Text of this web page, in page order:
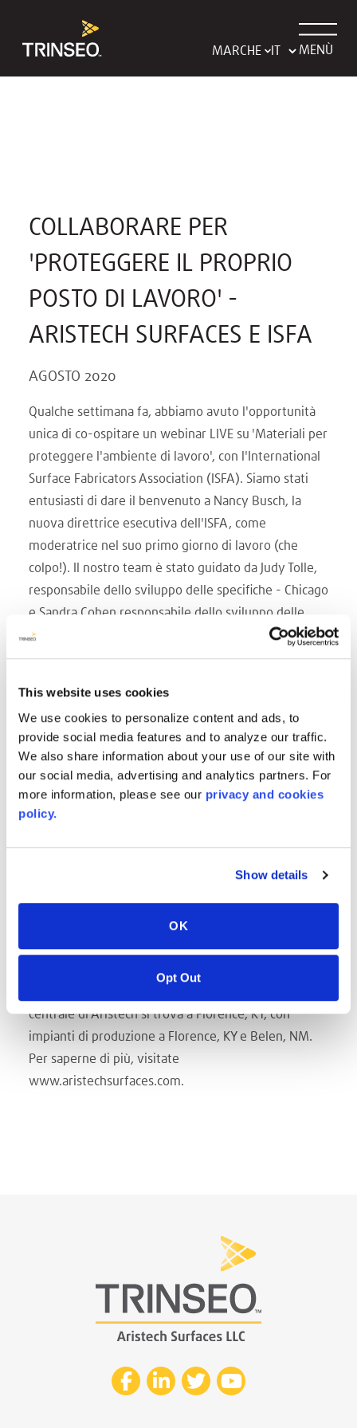
This website uses cookies
We use cookies to personalize content and ads, to
provide social media features and to analyze our traffic.
We also share information about your use of our site with
our social media, advertising and analytics partners. For
more information, please see our privacy and cookies
policy.
Show details
OK
Opt Out
MARCHE MENÙ
COLLABORARE PER
'PROTEGGERE IL PROPRIO
POSTO DI LAVORO' -
ARISTECH SURFACES E ISFA
AGOSTO 2020
Qualche settimana fa, abbiamo avuto l'opportunità
unica di co-ospitare un webinar LIVE su 'Materiali per
proteggere l'ambiente di lavoro', con l'International
Surface Fabricators Association (ISFA). Siamo stati
entusiasti di dare il benvenuto a Nancy Busch, la
nuova direttrice esecutiva dell'ISFA, come
moderatrice nel suo primo giorno di lavoro (che
colpo!). Il nostro team è stato guidato da Judy Tolle,
responsabile dello sviluppo delle specifiche - Chicago
e Sandra Cohen responsabile dello sviluppo delle
specifiche - New York che hanno espresso la 'voce'
degli architetti e dei progettisti, e Tim Maiuri,
iscritti, la 'domanda' di soluzioni igieniche è più che
mai attuale e si è trattato di una grande opportunità
educativa che ha permesso un'immersione nelle
qualità intrinseche che contraddistinguono le nostre
soluzioni superficiali.
vasta gamma di materiali per superfici e design
attraverso i suoi marchi di punta, Aristech Acrylics®,
Avonite Surfaces® e STUDIO Collection®. Aristech
fornisce soluzioni estetiche di qualità, convenienti e
centrale di Aristech si trova a Florence, KY, con
impianti di produzione a Florence, KY e Belen, NM.
Per saperne di più, visitate
www.aristechsurfaces.com.